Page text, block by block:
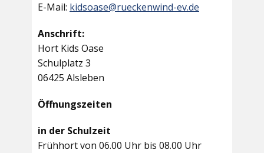
E-Mail: kidsoase@rueckenwind-ev.de
Anschrift:
Hort Kids Oase
Schulplatz 3
06425 Alsleben
Öffnungszeiten
in der Schulzeit
Frühhort von 06.00 Uhr bis 08.00 Uhr